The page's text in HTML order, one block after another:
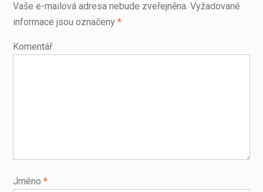
Vaše e-mailová adresa nebude zveřejněna. Vyžadované
informace jsou označeny *
Komentář
Jméno *